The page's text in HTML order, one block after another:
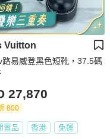
Vuitton
路易威登黑色短靴，37.5碼
27,870
800
置品 香港 免運